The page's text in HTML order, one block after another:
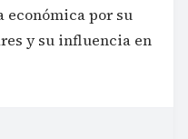
por su
y su influencia en